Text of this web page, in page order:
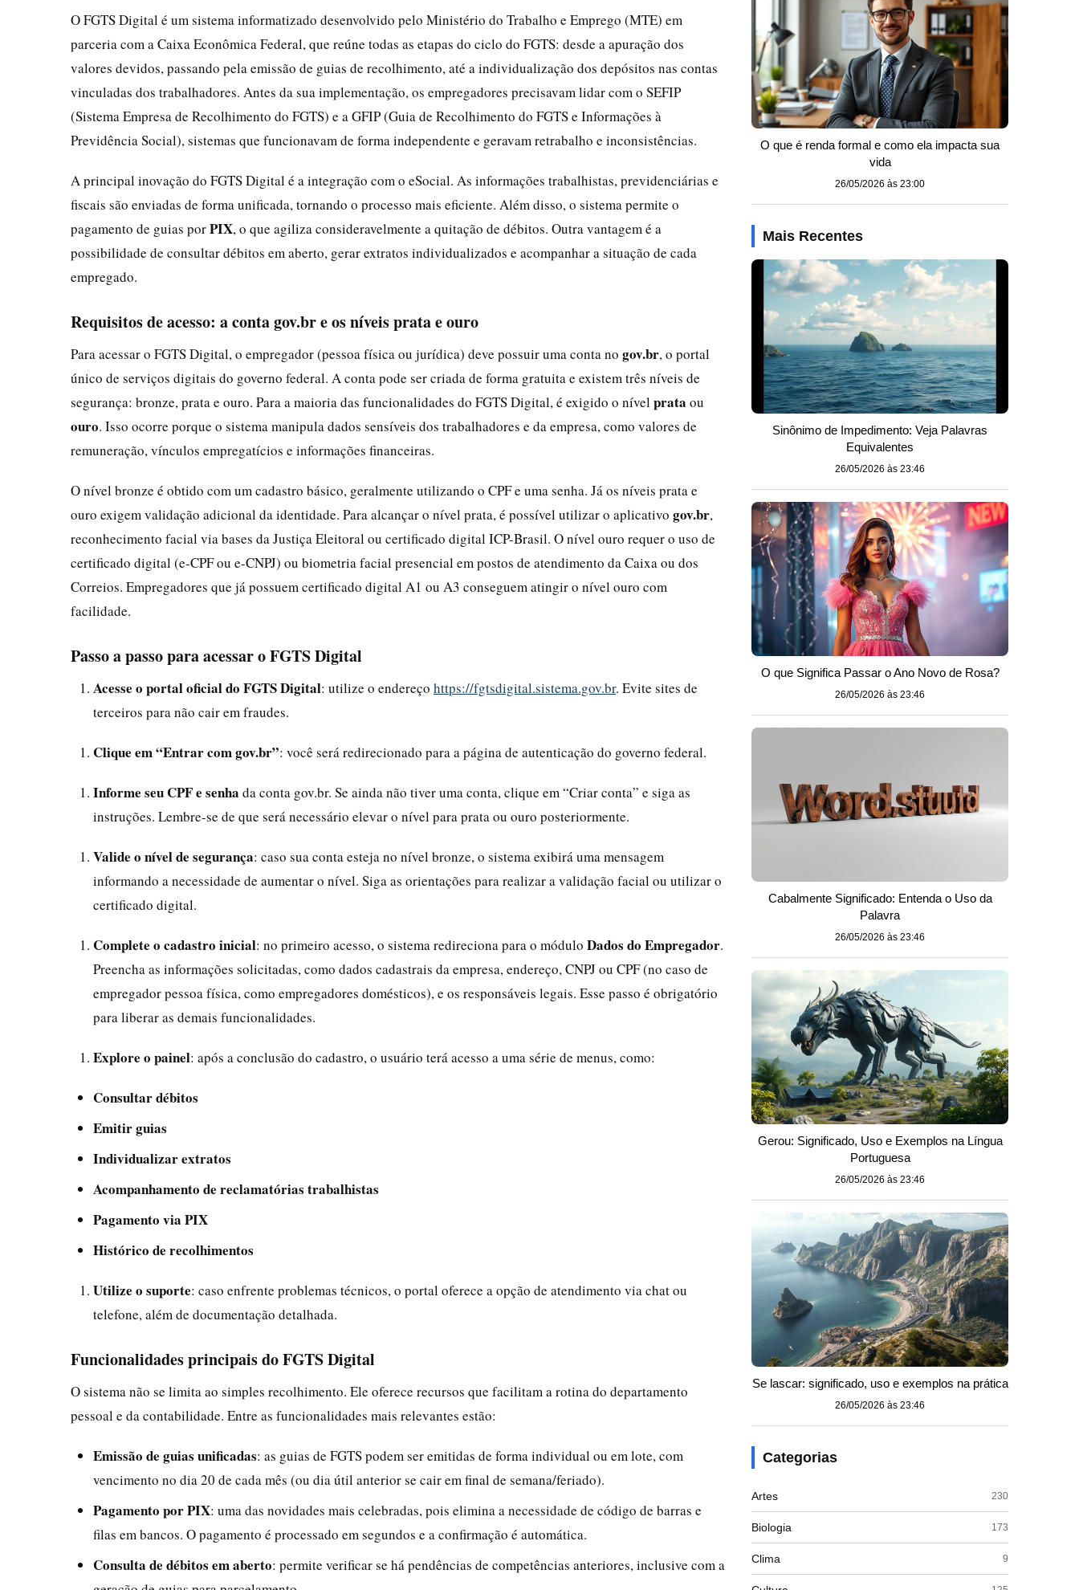
O FGTS Digital é um sistema informatizado desenvolvido pelo Ministério do Trabalho e Emprego (MTE) em
parceria com a Caixa Econômica Federal, que reúne todas as etapas do ciclo do FGTS: desde a apuração dos
valores devidos, passando pela emissão de guias de recolhimento, até a individualização dos depósitos nas contas
vinculadas dos trabalhadores. Antes da sua implementação, os empregadores precisavam lidar com o SEFIP
(Sistema Empresa de Recolhimento do FGTS) e a GFIP (Guia de Recolhimento do FGTS e Informações à
Previdência Social), sistemas que funcionavam de forma independente e geravam retrabalho e inconsistências.
A principal inovação do FGTS Digital é a integração com o eSocial. As informações trabalhistas, previdenciárias e
fiscais são enviadas de forma unificada, tornando o processo mais eficiente. Além disso, o sistema permite o
pagamento de guias porPIX, o que agiliza consideravelmente a quitação de débitos. Outra vantagem é a
possibilidade de consultar débitos em aberto, gerar extratos individualizados e acompanhar a situação de cada
empregado.
Requisitos de acesso: a conta gov.br e os níveis prata e ouro
Para acessar o FGTS Digital, o empregador (pessoa física ou jurídica) deve possuir uma conta no gov.br, o portal
único de serviços digitais do governo federal. A conta pode ser criada de forma gratuita e existem três níveis de
segurança: bronze, prata e ouro. Para a maioria das funcionalidades do FGTS Digital, é exigido o nível prata ou
ouro. Isso ocorre porque o sistema manipula dados sensíveis dos trabalhadores e da empresa, como valores de
remuneração, vínculos empregatícios e informações financeiras.
O nível bronze é obtido com um cadastro básico, geralmente utilizando o CPF e uma senha. Já os níveis prata e
ouro exigem validação adicional da identidade. Para alcançar o nível prata, é possível utilizar o aplicativo gov.br,
reconhecimento facial via bases da Justiça Eleitoral ou certificado digital ICP-Brasil. O nível ouro requer o uso de
certificado digital (e-CPF ou e-CNPJ) ou biometria facial presencial em postos de atendimento da Caixa ou dos
Correios. Empregadores que já possuem certificado digital A1 ou A3 conseguem atingir o nível ouro com
facilidade.
Passo a passo para acessar o FGTS Digital
Acesse o portal oficial do FGTS Digital: utilize o endereço https://fgtsdigital.sistema.gov.br. Evite sites de
terceiros para não cair em fraudes.
Clique em “Entrar com gov.br”: você será redirecionado para a página de autenticação do governo federal.
Informe seu CPF e senha da conta gov.br. Se ainda não tiver uma conta, clique em “Criar conta” e siga as
instruções. Lembre-se de que será necessário elevar o nível para prata ou ouro posteriormente.
Valide o nível de segurança: caso sua conta esteja no nível bronze, o sistema exibirá uma mensagem
informando a necessidade de aumentar o nível. Siga as orientações para realizar a validação facial ou utilizar o
certificado digital.
Complete o cadastro inicial: no primeiro acesso, o sistema redireciona para o módulo Dados do Empregador.
Preencha as informações solicitadas, como dados cadastrais da empresa, endereço, CNPJ ou CPF (no caso de
empregador pessoa física, como empregadores domésticos), e os responsáveis legais. Esse passo é obrigatório
para liberar as demais funcionalidades.
Explore o painel: após a conclusão do cadastro, o usuário terá acesso a uma série de menus, como:
Consultar débitos
Emitir guias
Individualizar extratos
Acompanhamento de reclamatórias trabalhistas
Pagamento via PIX
Histórico de recolhimentos
Utilize o suporte: caso enfrente problemas técnicos, o portal oferece a opção de atendimento via chat ou
telefone, além de documentação detalhada.
Funcionalidades principais do FGTS Digital
O sistema não se limita ao simples recolhimento. Ele oferece recursos que facilitam a rotina do departamento
pessoal e da contabilidade. Entre as funcionalidades mais relevantes estão:
Emissão de guias unificadas: as guias de FGTS podem ser emitidas de forma individual ou em lote, com
vencimento no dia 20 de cada mês (ou dia útil anterior se cair em final de semana/feriado).
Pagamento por PIX: uma das novidades mais celebradas, pois elimina a necessidade de código de barras e
filas em bancos. O pagamento é processado em segundos e a confirmação é automática.
Consulta de débitos em aberto: permite verificar se há pendências de competências anteriores, inclusive com a
O que é renda formal e como ela impacta sua
vida
26/05/2026 às 23:00
Mais Recentes
Sinônimo de Impedimento: Veja Palavras
Equivalentes
26/05/2026 às 23:46
O que Significa Passar o Ano Novo de Rosa?
26/05/2026 às 23:46
Cabalmente Significado: Entenda o Uso da
Palavra
26/05/2026 às 23:46
Gerou: Significado, Uso e Exemplos na Língua
Portuguesa
26/05/2026 às 23:46
Se lascar: significado, uso e exemplos na prática
26/05/2026 às 23:46
Categorias
Artes 230
Biologia 173
Clima 9